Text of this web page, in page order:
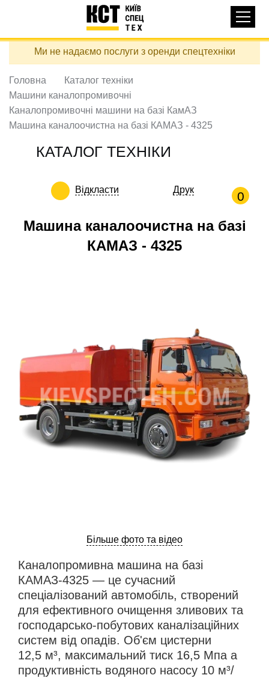
Перейти
вмісту
навигация
КАТАЛОГ ТЕХНІКИ
ДОСТАВКА ТА ОПЛАТА
ПРО НАС
ВІДГУКИ
КОНТАКТИ
КОРИСНІ СТАТТІ
Ми не надаємо послуги з оренди спецтехніки
Головна
Каталог техніки
Машини каналопромивочні
Каналопромивочні машини на базі КамАЗ
Машина каналоочистна на базі КАМАЗ - 4325
КАТАЛОГ ТЕХНІКИ
Відкласти Друк 0
Машина каналоочистна на базі
КАМАЗ - 4325
Більше фото та відео
Каналопромивна машина на базі
КАМАЗ-4325 — це сучасний
спеціалізований автомобіль, створений
для ефективного очищення зливових та
господарсько-побутових каналізаційних
систем від опадів. Об'єм цистерни
12,5 м³, максимальний тиск 16,5 Мпа а
продуктивність водяного насосу 10 м³/